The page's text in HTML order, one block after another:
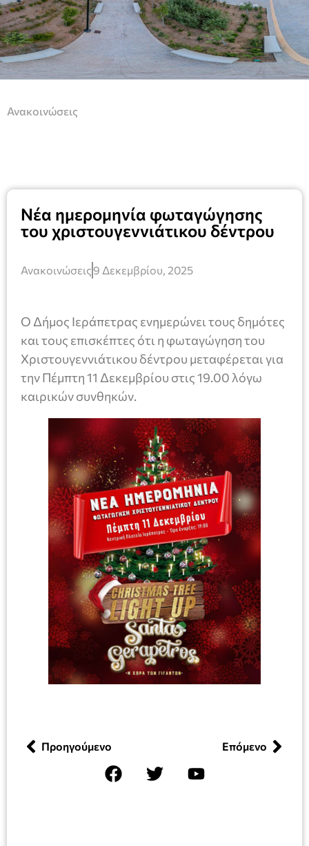
Ανακοινώσεις
Νέα ημερομηνία φωταγώγησης
του χριστουγεννιάτικου δέντρου
Ανακοινώσεις 9 Δεκεμβρίου, 2025
Ο Δήμος Ιεράπετρας ενημερώνει τους δημότες
και τους επισκέπτες ότι η φωταγώγηση του
Χριστουγεννιάτικου δέντρου μεταφέρεται για
την Πέμπτη 11 Δεκεμβρίου στις 19.00 λόγω
καιρικών συνθηκών.
Προηγούμενο Επόμενο